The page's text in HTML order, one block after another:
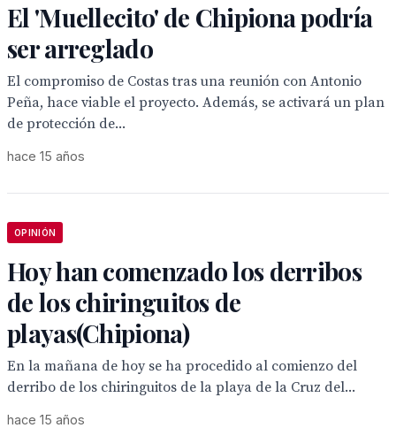
El 'Muellecito' de Chipiona podría
ser arreglado
El compromiso de Costas tras una reunión con Antonio
Peña, hace viable el proyecto. Además, se activará un plan
de protección de...
hace 15 años
OPINIÓN
Hoy han comenzado los derribos
de los chiringuitos de
playas(Chipiona)
En la mañana de hoy se ha procedido al comienzo del
derribo de los chiringuitos de la playa de la Cruz del...
hace 15 años